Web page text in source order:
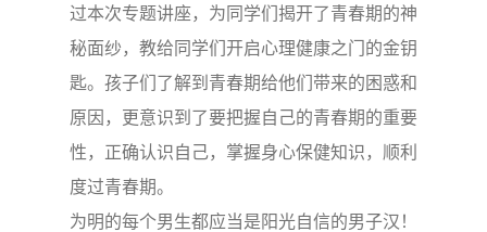
过本次专题讲座，为同学们揭开了青春期的神
秘面纱，教给同学们开启心理健康之门的金钥
匙。孩子们了解到青春期给他们带来的困惑和
原因，更意识到了要把握自己的青春期的重要
性，正确认识自己，掌握身心保健知识，顺利
度过青春期。
为明的每个男生都应当是阳光自信的男子汉！